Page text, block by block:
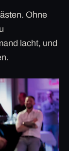
Ohne
lacht, und